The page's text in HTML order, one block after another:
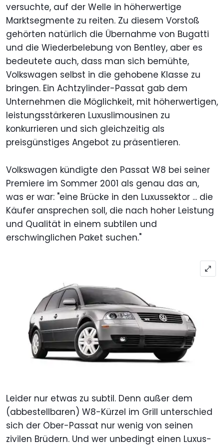
versuchte, auf der Welle in höherwertige
Marktsegmente zu reiten. Zu diesem Vorstoß
gehörten natürlich die Übernahme von Bugatti
und die Wiederbelebung von Bentley, aber es
bedeutete auch, dass man sich bemühte,
Volkswagen selbst in die gehobene Klasse zu
bringen. Ein Achtzylinder-Passat gab dem
Unternehmen die Möglichkeit, mit höherwertigen,
leistungsstärkeren Luxuslimousinen zu
konkurrieren und sich gleichzeitig als
preisgünstiges Angebot zu präsentieren.
Volkswagen kündigte den Passat W8 bei seiner
Premiere im Sommer 2001 als genau das an,
was er war: "eine Brücke in den Luxussektor ... die
Käufer ansprechen soll, die nach hoher Leistung
und Qualität in einem subtilen und
erschwinglichen Paket suchen."
Leider nur etwas zu subtil. Denn außer dem
(abbestellbaren) W8-Kürzel im Grill unterschied
sich der Ober-Passat nur wenig von seinen
zivilen Brüdern. Und wer unbedingt einen Luxus-